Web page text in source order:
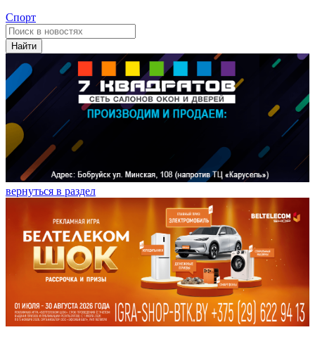
Спорт
Найти
вернуться в раздел